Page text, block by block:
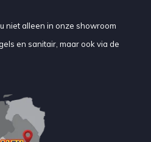
niet alleen in onze showroom
en sanitair, maar ook via de